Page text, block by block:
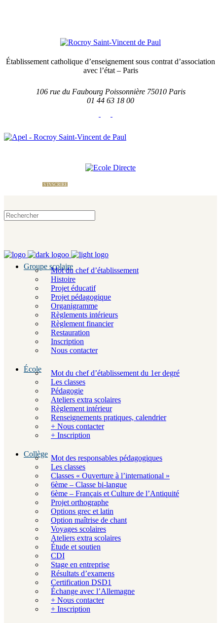
Établissement catholique d’enseignement sous contrat d’association
avec l’état – Paris
106 rue du Faubourg Poissonnière 75010 Paris
01 44 63 18 00
S'INSCRIRE
Groupe scolaireMot du chef d’établissement
Histoire
Projet éducatif
Projet pédagogique
Organigramme
Règlements intérieurs
Règlement financier
Restauration
Inscription
Nous contacter
École
Mot du chef d’établissement du 1er degré
Les classes
Pédagogie
Ateliers extra scolaires
Règlement intérieur
Renseignements pratiques, calendrier
+ Nous contacter
+ Inscription
Collège Mot des responsables pédagogiques
Les classes
Classes « Ouverture à l’international »
6ème – Classe bi-langue
6ème – Français et Culture de l’Antiquité
Projet orthographe
Options grec et latin
Option maîtrise de chant
Voyages scolaires
Ateliers extra scolaires
Étude et soutien
CDI
Stage en entreprise
Résultats d’examens
Certification DSD1
Échange avec l’Allemagne
+ Nous contacter
+ Inscription